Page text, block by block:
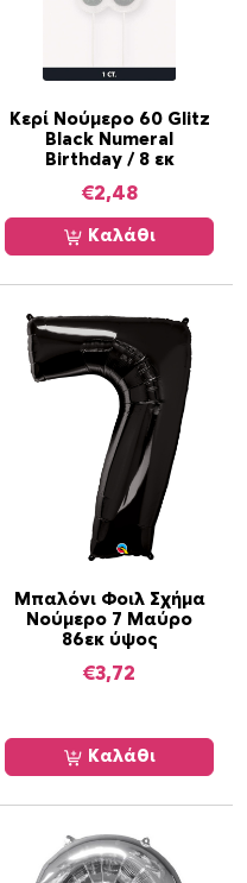
Κερί Νούμερο 60 Glitz
Black Numeral
Birthday / 8 εκ
€2,48
Καλάθι
Μπαλόνι Φοιλ Σχήμα
Νούμερο 7 Μαύρο
86εκ ύψος
€3,72
Καλάθι